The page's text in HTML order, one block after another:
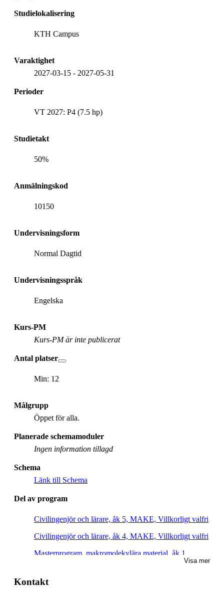
Studielokalisering
KTH Campus
Varaktighet
2027-03-15 - 2027-05-31
Perioder
VT 2027: P4 (7.5 hp)
Studietakt
50%
Anmälningskod
10150
Undervisningsform
Normal Dagtid
Undervisningsspråk
Engelska
Kurs-PM
Kurs-PM är inte publicerat
Antal platser
Min: 12
Målgrupp
Öppet för alla.
Planerade schemamoduler
Ingen information tillagd
Schema
Länk till Schema
Del av program
Civilingenjör och lärare, åk 5, MAKE, Villkorligt valfri
Civilingenjör och lärare, åk 4, MAKE, Villkorligt valfri
Masterprogram, makromolekylära material, åk 1,
Masterprogram, molekylär vetenskap och teknik, åk 1,
Visa mer
Kontakt